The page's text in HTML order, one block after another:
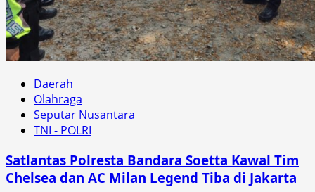
Daerah
Olahraga
Seputar Nusantara
TNI - POLRI
Satlantas Polresta Bandara Soetta Kawal Tim
Chelsea dan AC Milan Legend Tiba di Jakarta